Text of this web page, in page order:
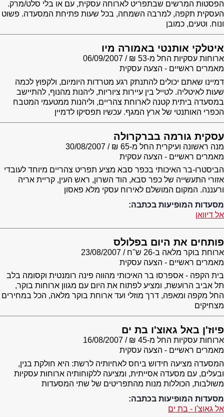
הפסטות המרשים שבתפריט לארוחה עסקית, עם או בלי סלט/מרק.
העסקית תקפה, למרבה השמחה, בכל שעות פתיחת המסעדה. פשוט
ונוח. וטעים, כמובן
איטלקי אותנטי באמורה מיו
ארוחות עסקיות החל מ-53 ₪
06/09/2007
מאמרים ראשיים - הצעה עסקית
דמיינו שאתם יכולים להתנתק רגע מטרדות היומיום, ולקפוץ לכמה
שעות לאיטליה. לטייל בין עיירות ציוריות, ליהנות מהנוף, להתיישב
במסעדה ביתית קטנה לארוחת צהריים, וליהנות ממטעמי המטבח
הכפרי האותנטי של ארץ המגף. עכשיו תפסיקו לדמיין
עסקית גורמה בברקרולה
מנה ראשונה ועיקרית החל מ-65 ₪
30/08/2007
מאמרים ראשיים - הצעה עסקית
הביסטרו-בר האיכותי בכפר סבא מציע תפריט צהריים מיוחד לעובדי
אזורי התעשייה של כפר סבא, הוד השרון, ראש העין, קריית אריה
ורעננה. המקום המושלם לאירוח עסקי מלא פאסון
מסעדות המופיעות בכתבה:
אל דיוואן
פותחים את היום בפלולס
ארוחת בוקר מלאה ב-26 ש''ח
23/08/2007
מאמרים ראשיים - הצעה עסקית
בית הקפה - אספרסו בר האיכותי מהווה פינה רומנטית וקסומה בלב
תל אביב הרועשת, ומציע לפתוח את היום עם מגוון ארוחות בוקר,
החל מקפה ומאפה, דרך מוזלי ועד ארוחת בוקר מלאה, הכל במחירים
מצחיקים
פיוז'ן באל גאוצ'ו בת ים
ארוחות עסקיות החל מ-45 ₪
16/08/2007
מאמרים ראשיים - הצעה עסקית
המסעדה מציעה חידוש ביחס לאחיותיה לרשת: היא חולקת בנין,
ובעלים, עם מסעדה אסייתית, ומציעה ללקוחותיה ארוחות עסקיות
משולבות, הכוללות מנות מהתפריטים של שתי המסעדות
מסעדות המופיעות בכתבה:
אל גאוצ'ו - בת ים